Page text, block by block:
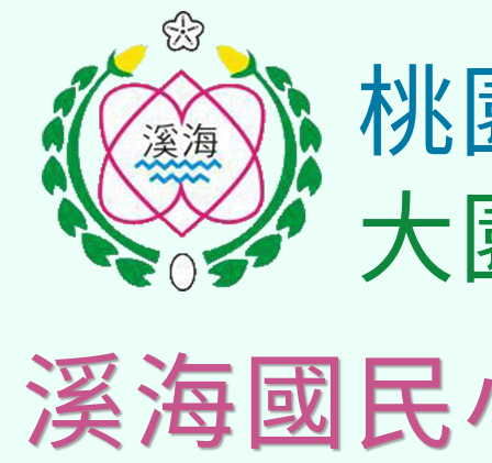
桃
大
溪海國民